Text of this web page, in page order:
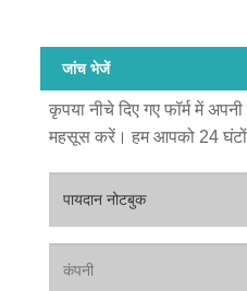
जांच भेजें
कृपया नीचे दिए गए फॉर्म में
महसूस करें। हम आपको 24 घंटों